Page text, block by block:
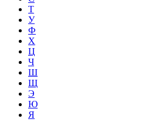
Т
У
Ф
Х
Ц
Ч
Ш
Щ
Э
Ю
Я